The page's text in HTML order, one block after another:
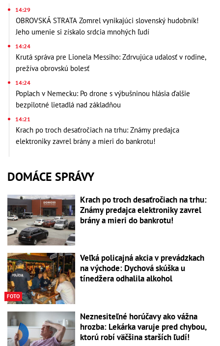
14:29
OBROVSKÁ STRATA Zomrel vynikajúci slovenský hudobník!
Jeho umenie si získalo srdcia mnohých ľudí
14:24
Krutá správa pre Lionela Messiho: Zdrvujúca udalosť v rodine,
prežíva obrovskú bolesť
14:24
Poplach v Nemecku: Po drone s výbušninou hlásia ďalšie
bezpilotné lietadlá nad základňou
14:21
Krach po troch desaťročiach na trhu: Známy predajca
elektroniky zavrel brány a mieri do bankrotu!
DOMÁCE SPRÁVY
Krach po troch desaťročiach na trhu:
Známy predajca elektroniky zavrel
brány a mieri do bankrotu!
FOTO
Veľká policajná akcia v prevádzkach
na východe: Dychová skúška u
tínedžera odhalila alkohol
Neznesiteľné horúčavy ako vážna
hrozba: Lekárka varuje pred chybou,
ktorú robí väčšina starších ľudí!